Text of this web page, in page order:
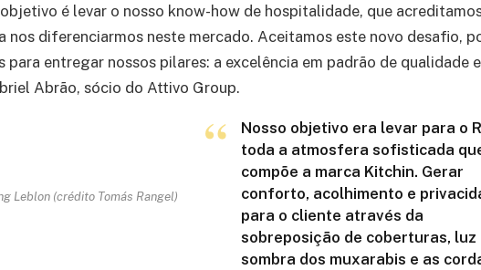
é levar o nosso know-how de hospitalidade, que
nos diferenciarmos neste mercado. Aceitamos este novo desafio,
para entregar nossos pilares: a excelência em padrão de qualidade e
Abrão, sócio do Attivo Group.
Leblon (crédito Tomás Rangel)
Nosso objetivo era levar para o
toda a atmosfera sofisticada
compõe a marca Kitchin. Gerar
conforto, acolhimento e
para o cliente através da
sobreposição de coberturas, luz
sombra dos muxarabis e as